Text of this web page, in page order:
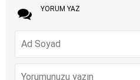
YORUM YAZ